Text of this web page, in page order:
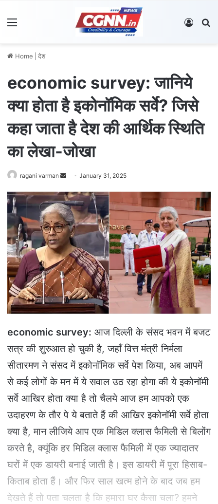
Log In
Home देश
economic survey: जानिये
क्या होता है इकोनॉमिक सर्वे? जिसे
कहा जाता है देश की आर्थिक स्थिति
का लेखा-जोखा
ragani varman
n
d
a
n
e
m
a
i
l
January 31, 2025
economic survey: आज दिल्ली के संसद भवन में बजट
सत्र की शुरुआत हो चुकी है, जहाँ वित्त मंत्री निर्मला
सीतारमण ने संसद में इकोनॉमिक सर्वे पेश किया, अब आपमें
से कई लोगों के मन में ये सवाल उठ रहा होगा की ये इकोनॉमी
सर्वे आखिर होता क्या है तो चैलये आज हम आपको एक
उदाहरण के तौर पे ये बताते हैं की आखिर इकोनॉमी सर्वे होता
क्या है, मान लीजिये आप एक मिडिल क्लास फैमिली से बिलोंग
करते है, क्यूंकि हर मिडिल क्लास फैमिली में एक ज्यादातर
घरों में एक डायरी बनाई जाती है। इस डायरी में पूरा हिसाब-
किताब होता हैं। और फिर साल खत्म होने के बाद जब हम
देखते हैं तो पता चलता है कि हमारा घर कैसा चला? हमने